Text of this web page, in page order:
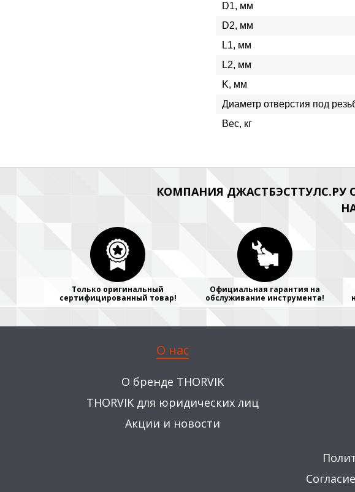
D1, мм
D2, мм
L1, мм
L2, мм
K, мм
Диаметр отверстия под
Вес, кг
КОМПАНИЯ ДЖАСТБЭСТТУЛС.РУ
Только оригинальный
сертифицированный товар!
Официальная гарантия на
обслуживание инструмента!
О нас
О бренде THORVIK
THORVIK для юридических лиц
Акции и новости